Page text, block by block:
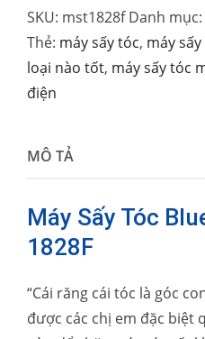
SKU: mst1828f Danh mục:
Thẻ: máy sấy tóc, máy
loại nào tốt, máy sấy tóc
điện
MÔ TẢ
Máy Sấy Tóc
1828F
“Cái răng cái tóc là góc
được các chị em đặc biệt